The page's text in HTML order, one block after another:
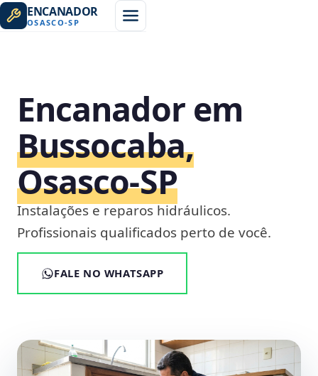
ENCANADOR
OSASCO-SP
Encanador em
Bussocaba,
Osasco‑SP
Instalações e reparos hidráulicos.
Profissionais qualificados perto de você.
FALE NO WHATSAPP